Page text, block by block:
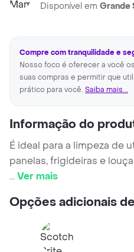
Disponível em Grande
Compre com tranquilidade e
Nosso foco é oferecer a você
suas compras e permitir que
prático para você. Saiba mais...
Informação do
É ideal para a limpeza de
panelas, frigideiras e
...Ver mais
Opções adicionais